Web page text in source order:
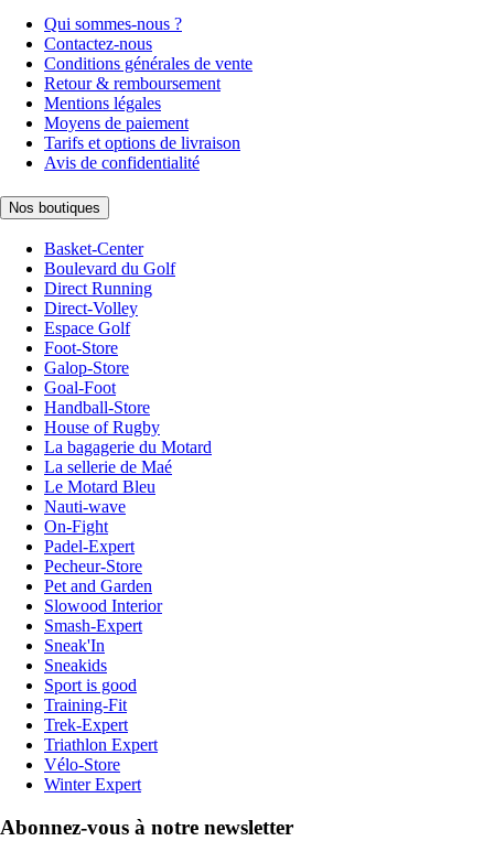
Qui sommes-nous ?
Contactez-nous
Conditions générales de vente
Retour & remboursement
Mentions légales
Moyens de paiement
Tarifs et options de livraison
Avis de confidentialité
Nos boutiques
Basket-Center
Boulevard du Golf
Direct Running
Direct-Volley
Espace Golf
Foot-Store
Galop-Store
Goal-Foot
Handball-Store
House of Rugby
La bagagerie du Motard
La sellerie de Maé
Le Motard Bleu
Nauti-wave
On-Fight
Padel-Expert
Pecheur-Store
Pet and Garden
Slowood Interior
Smash-Expert
Sneak'In
Sneakids
Sport is good
Training-Fit
Trek-Expert
Triathlon Expert
Vélo-Store
Winter Expert
Abonnez-vous à notre newsletter